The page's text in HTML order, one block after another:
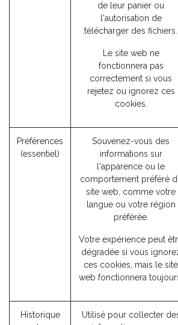
de leur panier ou
l'autorisation de
télécharger des fichiers.
Le site web ne
fonctionnera pas
correctement si vous
rejetez ou ignorez ces
cookies.
Préférences
(essentiel)
Souvenez-vous des
informations sur
l'apparence ou le
comportement préféré
site web, comme votre
langue ou votre région
préférée.
Votre expérience peut
dégradée si vous
ces cookies, mais le site
web fonctionnera
Historique
Utilisé pour collecter